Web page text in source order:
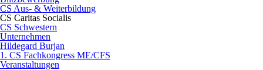
CS Aus- & Weiterbildung
CS Caritas Socialis
CS Schwestern
Unternehmen
Hildegard Burjan
1. CS Fachkongress ME/CFS
Veranstaltungen